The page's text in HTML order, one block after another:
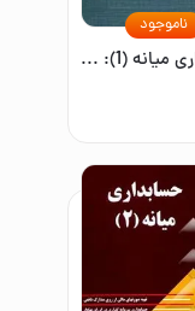
حسابداری میانه (1): مطابق با استاندارد حسابداری ایران
ناموجود